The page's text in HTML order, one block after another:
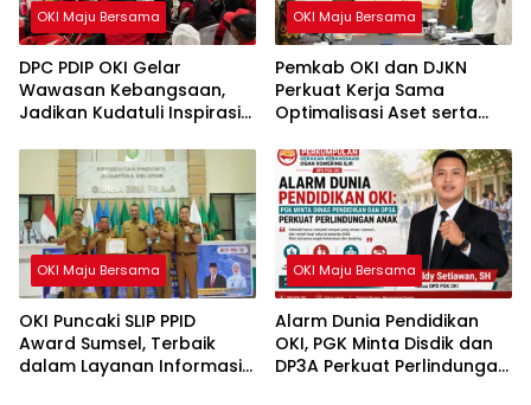
OKI Maju Bersama
DPC PDIP OKI Gelar
Wawasan Kebangsaan,
Jadikan Kudatuli Inspirasi
OKI Maju Bersama
Pemkab OKI dan DJKN
Perkuat Kerja Sama
Optimalisasi Aset serta
OKI Maju Bersama
OKI Puncaki SLIP PPID
Award Sumsel, Terbaik
dalam Layanan Informasi
OKI Maju Bersama
Alarm Dunia Pendidikan
OKI, PGK Minta Disdik dan
DP3A Perkuat Perlindungan